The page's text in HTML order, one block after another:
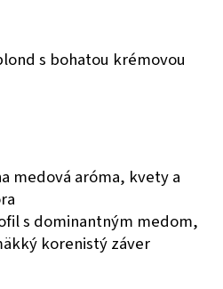
s bohatou krémovou
medová aróma, kvety a
s dominantným medom,
korenistý záver